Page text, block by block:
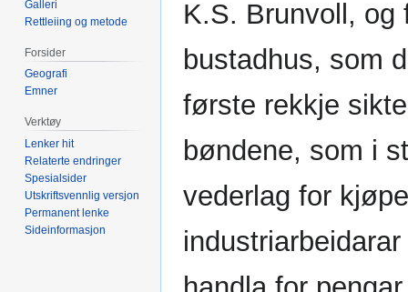
K.S. Brunvoll, og
bustadhus, som
første rekkje
bøndene, som i
vederlag for
Galleri
Rettleiing og metode
Forsider
Geografi
Emner
Verktøy
Lenker hit
Relaterte endringer
Spesialsider
Utskriftsvennlig versjon
Permanent lenke
Sideinformasjon